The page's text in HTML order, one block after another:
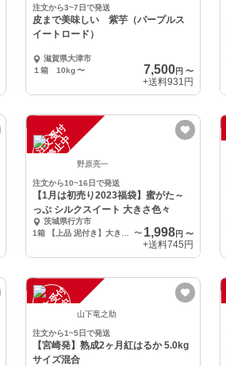
注文から3~7日で発送
皮まで美味しい 紫芋（パープルス
イートロード）
滋賀県大津市
１箱 10kg 〜 7,500円〜
+送料931円
注
文
受
付
停
止
中
野原亮一
注文から10~16日で発送
【1月は初売り2023福袋】蜜がた～
っぷ シルクスイート 大きさ色々
茨城県行方市
〜 1,998円〜
+送料745円
注
文
受
付
停
止
中 山下竜之助
注文から1~5日で発送
【宮崎発】熟成2ヶ月紅はるか 5.0kg
サイズ混合